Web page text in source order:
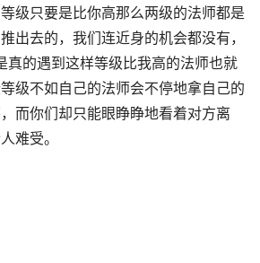
级只要是比你高那么两级的法师都是
出去的，我们连近身的机会都没有，
真的遇到这样等级比我高的法师也就
级不如自己的法师会不停地拿自己的
而你们却只能眼睁睁地看着对方离
难受。